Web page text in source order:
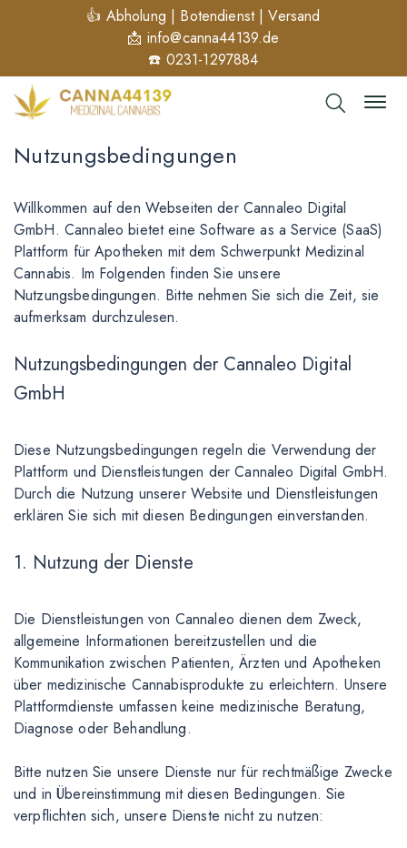
👍 Abholung | Botendienst | Versand
📩 info@canna44139.de
☎️ 0231-1297884
Nutzungsbedingungen
Willkommen auf den Webseiten der Cannaleo Digital
GmbH. Cannaleo bietet eine Software as a Service (SaaS)
Plattform für Apotheken mit dem Schwerpunkt Medizinal
Cannabis. Im Folgenden finden Sie unsere
Nutzungsbedingungen. Bitte nehmen Sie sich die Zeit, sie
aufmerksam durchzulesen.
Nutzungsbedingungen der Cannaleo Digital
GmbH
Diese Nutzungsbedingungen regeln die Verwendung der
Plattform und Dienstleistungen der Cannaleo Digital GmbH.
Durch die Nutzung unserer Website und Dienstleistungen
erklären Sie sich mit diesen Bedingungen einverstanden.
1. Nutzung der Dienste
Die Dienstleistungen von Cannaleo dienen dem Zweck,
allgemeine Informationen bereitzustellen und die
Kommunikation zwischen Patienten, Ärzten und Apotheken
über medizinische Cannabisprodukte zu erleichtern. Unsere
Plattformdienste umfassen keine medizinische Beratung,
Diagnose oder Behandlung.
Bitte nutzen Sie unsere Dienste nur für rechtmäßige Zwecke
und in Übereinstimmung mit diesen Bedingungen. Sie
verpflichten sich, unsere Dienste nicht zu nutzen: